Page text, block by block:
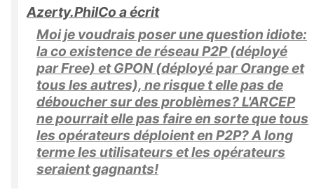
Azerty.PhilCo a écrit
Moi je voudrais poser une question idiote:
la co existence de réseau P2P (déployé
par Free) et GPON (déployé par Orange et
tous les autres), ne risque t elle pas de
déboucher sur des problèmes? L'ARCEP
ne pourrait elle pas faire en sorte que tous
les opérateurs déploient en P2P? A long
terme les utilisateurs et les opérateurs
seraient gagnants!